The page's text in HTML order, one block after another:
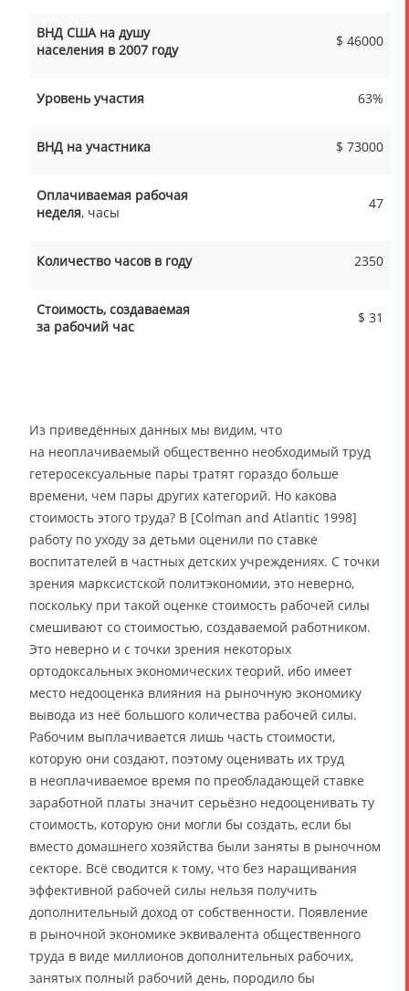
ВНД США на душу
населения в 2007 году
$ 46000
Уровень участия 63%
ВНД на участника $ 73000
Оплачиваемая рабочая
неделя, часы
47
Количество часов в году 2350
Стоимость, создаваемая
за рабочий час
$ 31
Из приведённых данных мы видим, что
на неоплачиваемый общественно необходимый труд
гетеросексуальные пары тратят гораздо больше
времени, чем пары других категорий. Но какова
стоимость этого труда? В [Colman and Atlantic 1998]
работу по уходу за детьми оценили по ставке
воспитателей в частных детских учреждениях. С точки
зрения марксистской политэкономии, это неверно,
поскольку при такой оценке стоимость рабочей силы
смешивают со стоимостью, создаваемой работником.
Это неверно и с точки зрения некоторых
ортодоксальных экономических теорий, ибо имеет
место недооценка влияния на рыночную экономику
вывода из неё большого количества рабочей силы.
Рабочим выплачивается лишь часть стоимости,
которую они создают, поэтому оценивать их труд
в неоплачиваемое время по преобладающей ставке
заработной платы значит серьёзно недооценивать ту
стоимость, которую они могли бы создать, если бы
вместо домашнего хозяйства были заняты в рыночном
секторе. Всё сводится к тому, что без наращивания
эффективной рабочей силы нельзя получить
дополнительный доход от собственности. Появление
в рыночной экономике эквивалента общественного
труда в виде миллионов дополнительных рабочих,
занятых полный рабочий день, породило бы